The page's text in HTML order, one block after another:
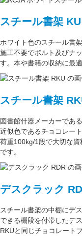
スチール書架 KU
ホワイト色のスチール書
施工不要でボルト及びナ
す。本や書籍の収納に最
スチール書架
図書館什器メーカーである
近似色であるチョコレー
荷重100kg/1段で大切な
です。
デスクラック
スチール書架の中棚にデ
できる棚段を付帯したデ
RKUと同じチョコレート